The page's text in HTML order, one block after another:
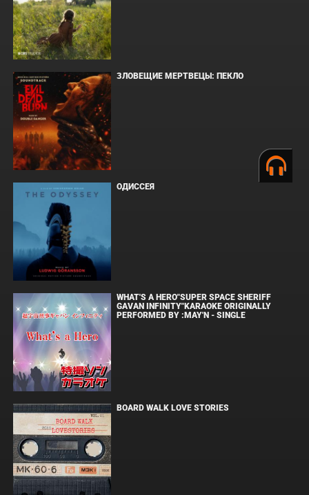
ЗЛОВЕЩИЕ МЕРТВЕЦЫ: ПЕКЛО
ОДИССЕЯ
WHAT'S A HERO"SUPER SPACE SHERIFF
GAVAN INFINITY"KARAOKE ORIGINALLY
PERFORMED BY :MAY'N - SINGLE
BOARD WALK LOVE STORIES